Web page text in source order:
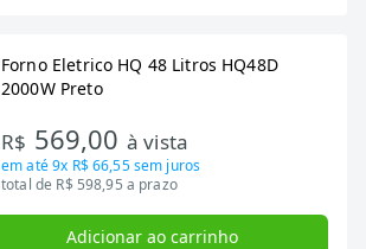
Forno Eletrico HQ 48 Litros HQ48D
2000W Preto
R$ 569,00 à vista
em até9x R$ 66,55sem juros
total de R$ 598,95 a prazo
Adicionar ao carrinho